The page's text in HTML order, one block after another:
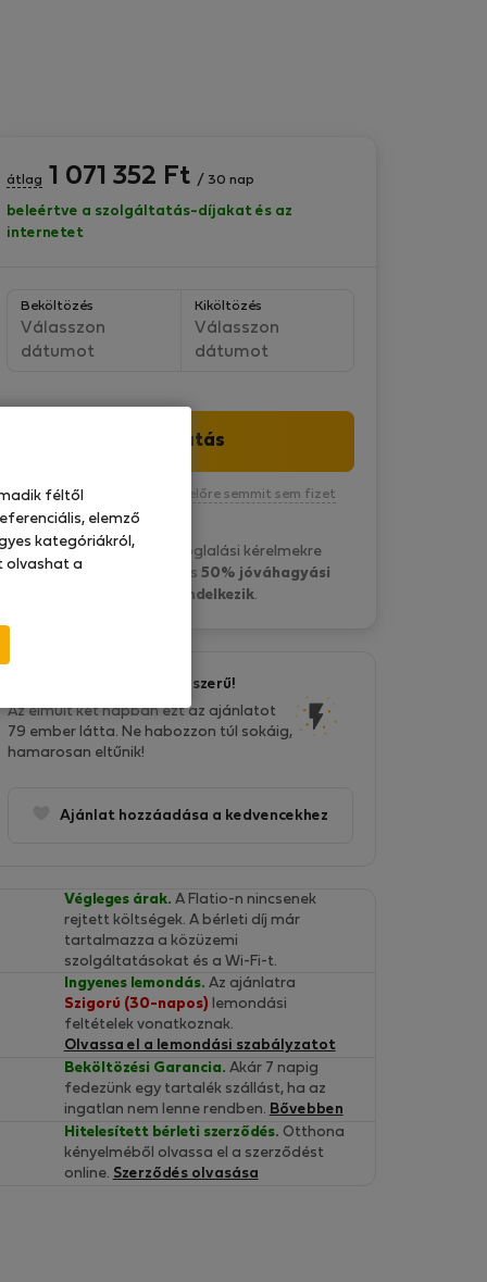
átlag 1 071 352 Ft / 30 nap
beleértve a szolgáltatás-díjakat és az
internetet
Beköltözés
Válasszon
dátumot
Kiköltözés
Válasszon
dátumot
Folytatás
Kötelezettség nélkül, egyelőre semmit sem fizet
Ludi G. általában a foglalási kérelmekre
17 óra belül válaszol
és50% jóváhagyási
aránnyal rendelkezik.
Ez az ajánlat nagyon népszerű!
Az elmúlt két napban ezt az ajánlatot
79 ember látta. Ne habozzon túl sokáig,
hamarosan eltűnik!
Ajánlat hozzáadása a kedvencekhez
Végleges árak. A Flatio-n nincsenek
rejtett költségek. A bérleti díj már
tartalmazza a közüzemi
szolgáltatásokat és a Wi-Fi-t.
Ingyenes lemondás. Az ajánlatra
Szigorú (30-napos) lemondási
feltételek vonatkoznak.
Olvassa el a lemondási szabályzatot
Beköltözési Garancia. Akár 7 napig
fedezünk egy tartalék szállást, ha az
ingatlan nem lenne rendben. Bővebben
Hitelesített bérleti szerződés. Otthona
kényelméből olvassa el a szerződést
online. Szerződés olvasása
féltől
elemző
kategóriákról,
olvashat a